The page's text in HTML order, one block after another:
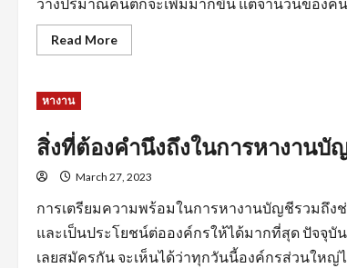
Read MoreRead
more
คน
หา
เพื่อ
หา
งาน
ลุล่วง
ไป
ด้วย
หางาน
สิ่งที่ต้องคำนึงถึงในการหางาน
March 27, 2023
การเตรียมความพร้อมในการหางานบัญชีรวมถึง
และเป็นประโยชน์ต่อองค์กรให้ได้มากที่สุด ปัจจุ
เลยสมัครกัน จะเห็นได้ว่าทุกวันนี้องค์กรส่วนใหญ่